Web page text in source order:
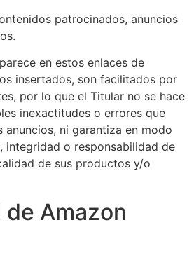
patrocinados, anuncios
en estos enlaces de
insertados, son facilitados por
por lo que el Titular no se hace
inexactitudes o errores que
anuncios, ni garantiza en modo
integridad o responsabilidad de
de sus productos y/o
Amazon